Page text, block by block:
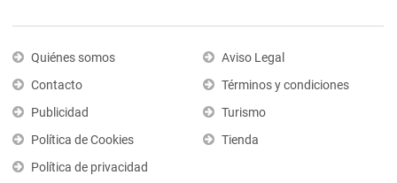
Quiénes somos
Contacto
Publicidad
Política de Cookies
Política de privacidad
Aviso Legal
Términos y condiciones
Turismo
Tienda